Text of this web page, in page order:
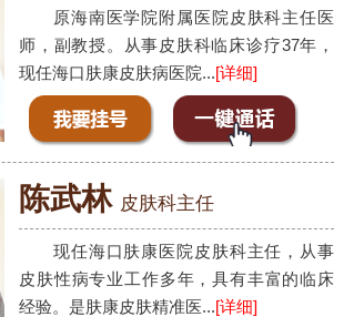
原海南医学院附属医院皮肤科主任医
师，副教授。从事皮肤科临床诊疗37年，
现任海口肤康皮肤病医院...[详细]
陈武林 皮肤科主任
现任海口肤康医院皮肤科主任，从事
皮肤性病专业工作多年，具有丰富的临床
经验。是肤康皮肤精准医...[详细]